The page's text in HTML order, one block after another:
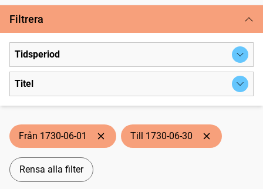
Filtrera
Tidsperiod
Titel
Från 1730-06-01 Till 1730-06-30
Rensa alla filter